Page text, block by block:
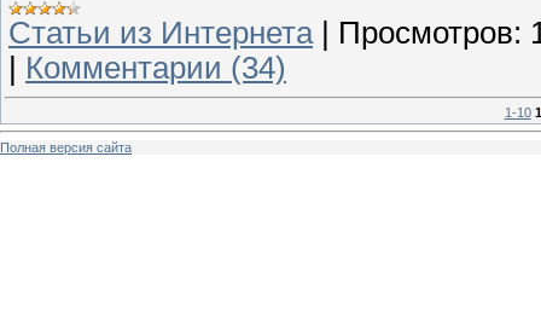
Статьи из Интернета| Просмотров:
Комментарии (34)
1-10
Полная версия сайта